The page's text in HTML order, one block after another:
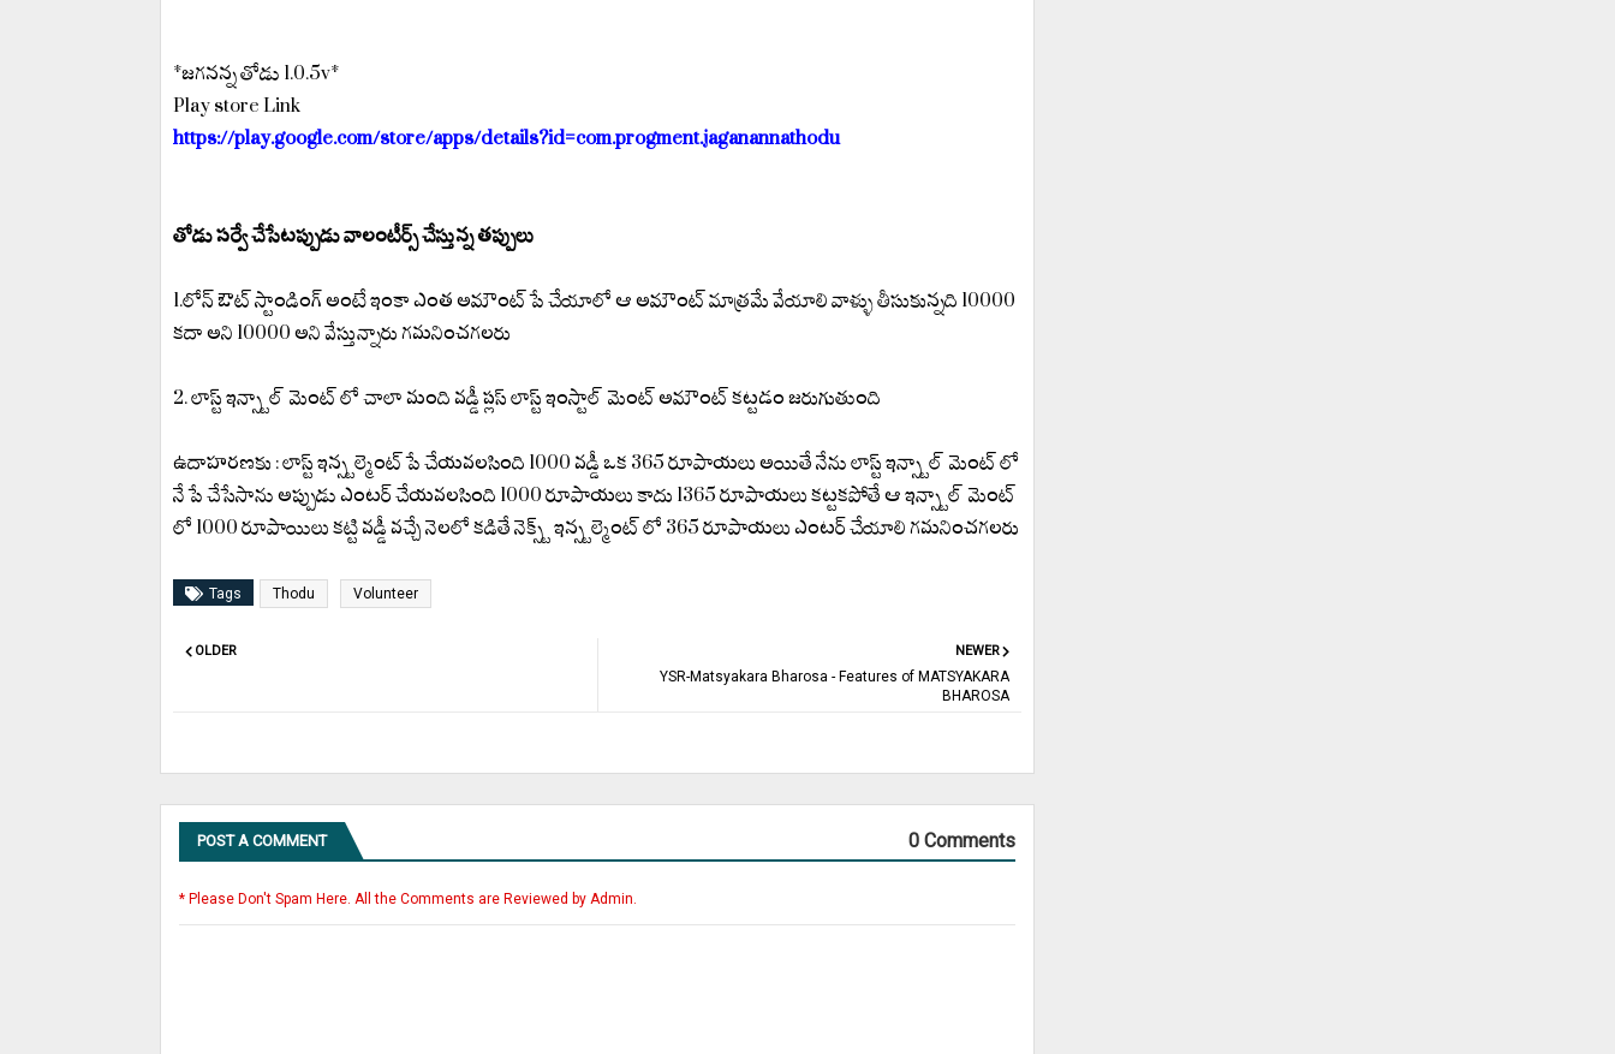
*జగనన్న తోడు 1.0.5v*
Play store Link
https://play.google.com/store/apps/details?id=com.progment.jaganannathodu
తోడు సర్వే చేసేటప్పుడు వాలంటీర్స్ చేస్తున్న తప్పులు
1.లోన్ ఔట్ స్టాండింగ్ అంటే ఇంకా ఎంత అమౌంట్ పే చేయాలో ఆ అమౌంట్ మాత్రమే వేయాలి వాళ్ళు తీసుకున్నది 10000
కదా అని 10000 అని వేస్తున్నారు గమనించగలరు
2. లాస్ట్ ఇన్స్టాల్ మెంట్ లో చాలా మంది వడ్డీ ప్లస్ లాస్ట్ ఇంస్టాల్ మెంట్ అమౌంట్ కట్టడం జరుగుతుంది
ఉదాహరణకు : లాస్ట్ ఇన్స్టల్మెంట్ పే చేయవలసింది 1000 వడ్డీ ఒక 365 రూపాయలు అయితే నేను లాస్ట్ ఇన్స్టాల్ మెంట్ లో
నే పే చేసేసాను అప్పుడు ఎంటర్ చేయవలసింది 1000 రూపాయలు కాదు 1365 రూపాయలు కట్టకపోతే ఆ ఇన్స్టాల్ మెంట్
లో 1000 రూపాయిలు కట్టి వడ్డీ వచ్చే నెలలో కడితే నెక్స్ట్ ఇన్స్టల్మెంట్ లో 365 రూపాయలు ఎంటర్ చేయాలి గమనించగలరు
Tags Thodu Volunteer
NEWER
YSR-Matsyakara Bharosa - Features of MATSYAKARA
BHAROSA
OLDER
POST A COMMENT 0 Comments
* Please Don't Spam Here. All the Comments are Reviewed by Admin.